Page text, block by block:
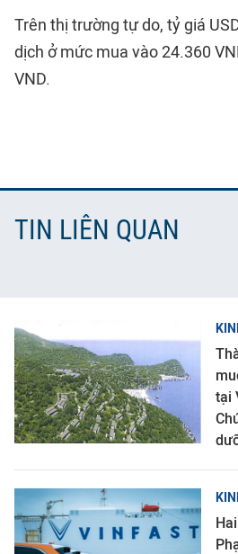
Trên thị trường tự do, tỷ giá
dịch ở mức mua vào 24.360
VND.
TIN LIÊN QUAN
tại